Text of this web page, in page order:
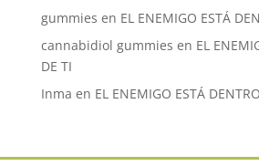
gummies en EL ENEMIGO ESTÁ
cannabidiol gummies en EL
DE TI
Inma en EL ENEMIGO ESTÁ